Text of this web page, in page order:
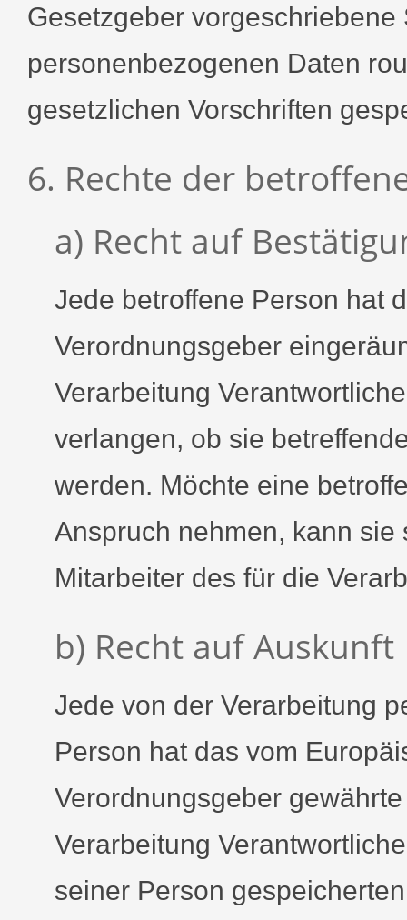
Gesetzgeber
personenbezogenen Daten
gesetzlichen Vorschriften
6. Rechte der
a) Recht auf
Jede betroffene Person hat
Verordnungsgeber
Verarbeitung
verlangen, ob sie
werden. Möchte eine
Anspruch nehmen, kann
Mitarbeiter des für die
b) Recht auf Auskunft
Jede von der Verarbeitung
Person hat das vom
Verordnungsgeber
Verarbeitung
seiner Person